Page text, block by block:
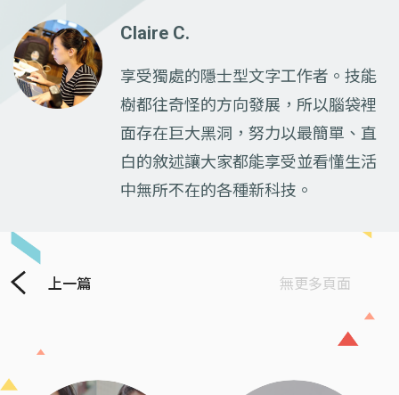
Claire C.
享受獨處的隱士型文字工作者。技能
樹都往奇怪的方向發展，所以腦袋裡
面存在巨大黑洞，努力以最簡單、直
白的敘述讓大家都能享受並看懂生活
中無所不在的各種新科技。
上一篇 無更多頁面
Previous